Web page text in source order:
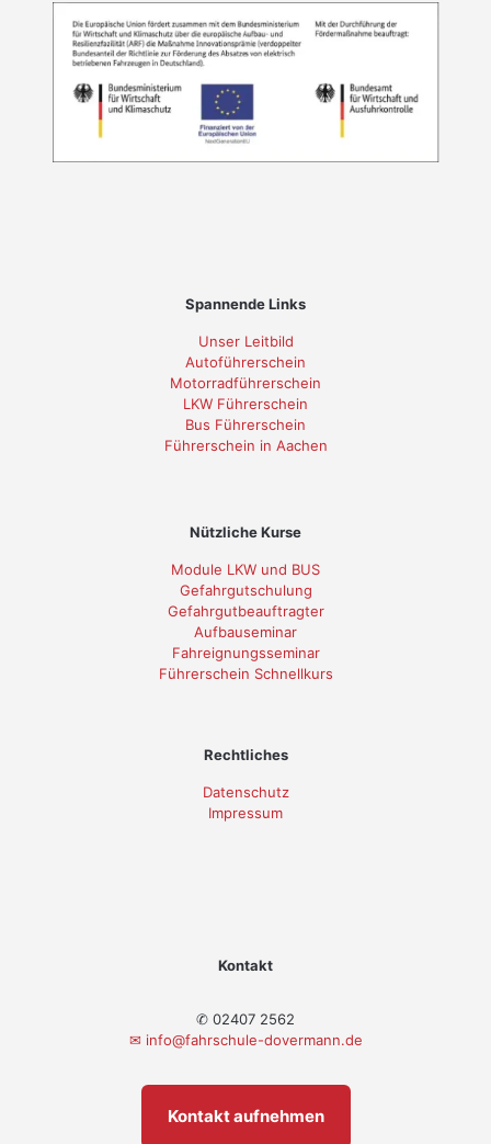
Spannende Links
Unser Leitbild
Autoführerschein
Motorradführerschein
LKW Führerschein
Bus Führerschein
Führerschein in Aachen
Nützliche Kurse
Module LKW und BUS
Gefahrgutschulung
Gefahrgutbeauftragter
Aufbauseminar
Fahreignungsseminar
Führerschein Schnellkurs
Rechtliches
Datenschutz
Impressum
Kontakt
✆ 02407 2562
✉ info@fahrschule-dovermann.de
Kontakt aufnehmen